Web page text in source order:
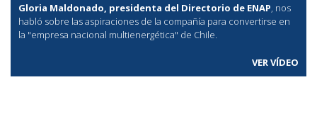
Gloria Maldonado, presidenta del Directorio de ENAP, nos
habló sobre las aspiraciones de la compañía para convertirse en
la "empresa nacional multienergética" de Chile.
VER VÍDEO